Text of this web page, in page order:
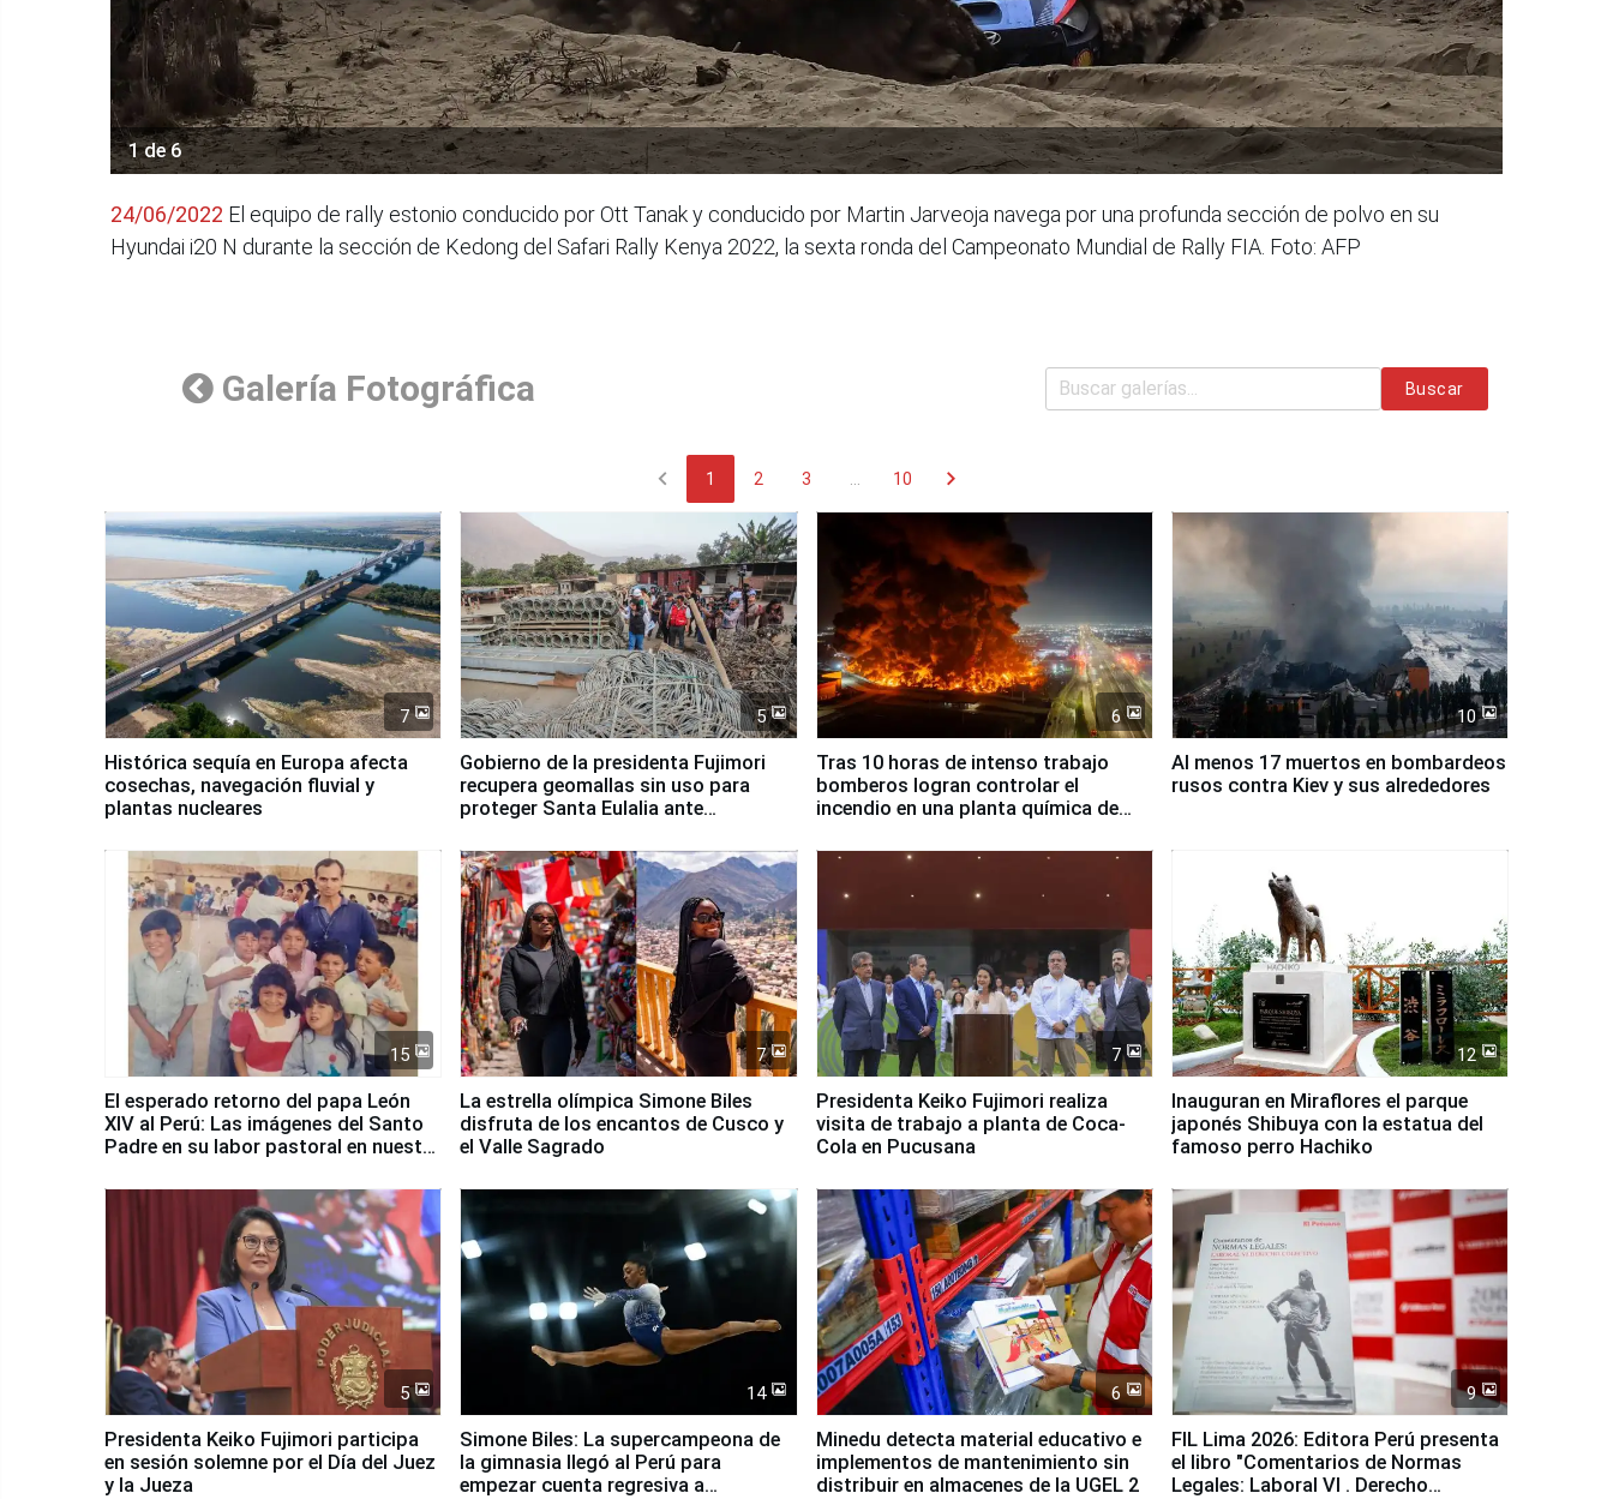
1 de 6
24/06/2022 El equipo de rally estonio conducido por Ott Tanak y conducido por Martin Jarveoja navega por una profunda sección de polvo en su
Hyundai i20 N durante la sección de Kedong del Safari Rally Kenya 2022, la sexta ronda del Campeonato Mundial de Rally FIA. Foto: AFP
Galería Fotográfica Buscar
chevron_left 1 2 3 10 chevron_right
7
Histórica sequía en Europa afecta
cosechas, navegación fluvial y
plantas nucleares
5
Gobierno de la presidenta Fujimori
recupera geomallas sin uso para
proteger Santa Eulalia ante
6
Tras 10 horas de intenso trabajo
bomberos logran controlar el
incendio en una planta química de
10
Al menos 17 muertos en bombardeos
rusos contra Kiev y sus alrededores
15
El esperado retorno del papa León
XIV al Perú: Las imágenes del Santo
Padre en su labor pastoral en nuestro
7
La estrella olímpica Simone Biles
disfruta de los encantos de Cusco y
el Valle Sagrado
7
Presidenta Keiko Fujimori realiza
visita de trabajo a planta de Coca-
Cola en Pucusana
12
Inauguran en Miraflores el parque
japonés Shibuya con la estatua del
famoso perro Hachiko
5
Presidenta Keiko Fujimori participa
en sesión solemne por el Día del Juez
y la Jueza
14
Simone Biles: La supercampeona de
la gimnasia llegó al Perú para
empezar cuenta regresiva a
6
Minedu detecta material educativo e
implementos de mantenimiento sin
distribuir en almacenes de la UGEL 2
9
FIL Lima 2026: Editora Perú presenta
el libro "Comentarios de Normas
Legales: Laboral Vl . Derecho